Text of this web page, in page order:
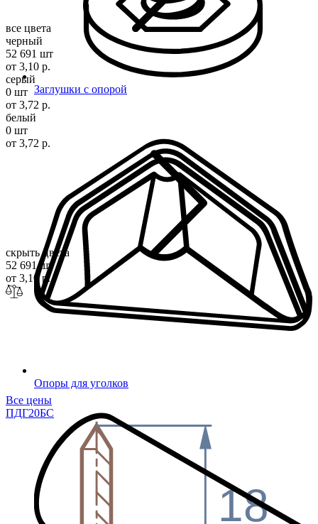
Заглушки с опорой
Опоры для уголков
все цвета
черный
52 691 шт
от 3,10 р.
серый
0 шт
от 3,72 р.
белый
0 шт
от 3,72 р.
скрыть цвета
52 691 шт
от 3,10 р.
Все цены
ПДГ20БС
18